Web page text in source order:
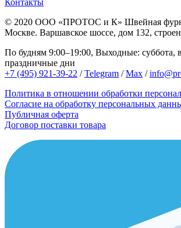
Контакты
© 2020 ООО «ПРОТОС и К» Швейная
Москве. Варшавское шоссе, дом 132,
По будням 9:00–19:00, Выходные: суббота,
праздничные дни
+7 (495) 921-39-22 /Telegram /Max /
Политика в отношении обработки
Согласие на обработку персональных
Публичная оферта
Договор поставки товара